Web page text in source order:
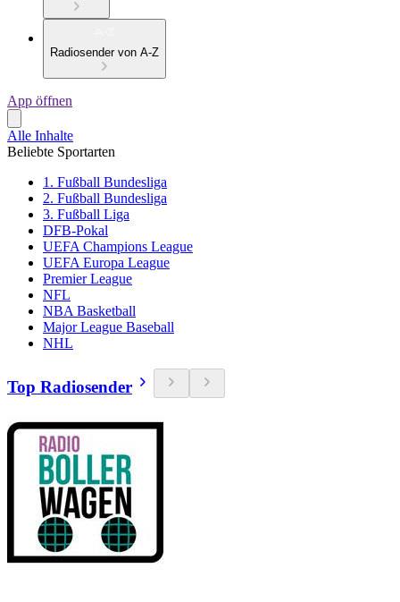
Radiosender von A-Z
App öffnen
Alle Inhalte
Beliebte Sportarten
1. Fußball Bundesliga
2. Fußball Bundesliga
3. Fußball Liga
DFB-Pokal
UEFA Champions League
UEFA Europa League
Premier League
NFL
NBA Basketball
Major League Baseball
NHL
Top Radiosender